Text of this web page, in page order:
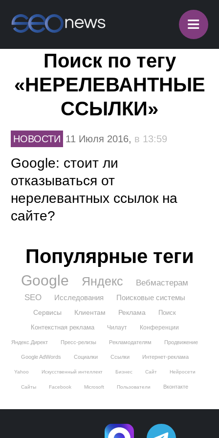
≡
Поиск по тегу
«НЕРЕЛЕВАНТНЫЕ
ССЫЛКИ»
НОВОСТИ 11 Июля 2016, в 13:59
Google: cтоит ли
отказываться от
нерелевантных ссылок на
сайте?
Популярные теги
Google Яндекс
Вебмастерам
SEO
Исследования Поисковые системы
Сервисы Клиентам Реклама
Поиск
Контекстная реклама
Чилаут Конференции
Яндекс.Директ Пресс-релизы Рекламодателям Продвижение
Google AdWords Социалки Ссылки Интернет-реклама
Yahoo Искусственный интеллект Бизнес Сайт Нейросети
Сайты Facebook Microsoft Пользователи Вконтакте